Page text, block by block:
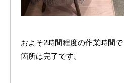
およそ2時間程度の作業時間
箇所は完了です。